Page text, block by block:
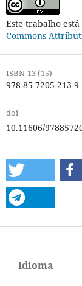
Este trabalho
Commons
ISBN-13 (15)
978-85-7205-213-9
doi
10.11606/
Idioma